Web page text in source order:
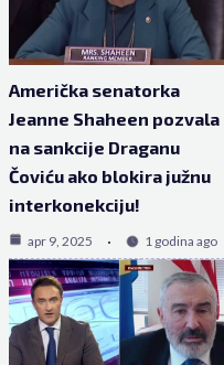
Američka senatorka
Jeanne Shaheen pozvala
na sankcije Draganu
Čoviću ako blokira južnu
interkonekciju!
apr 9, 2025 1 godina ago